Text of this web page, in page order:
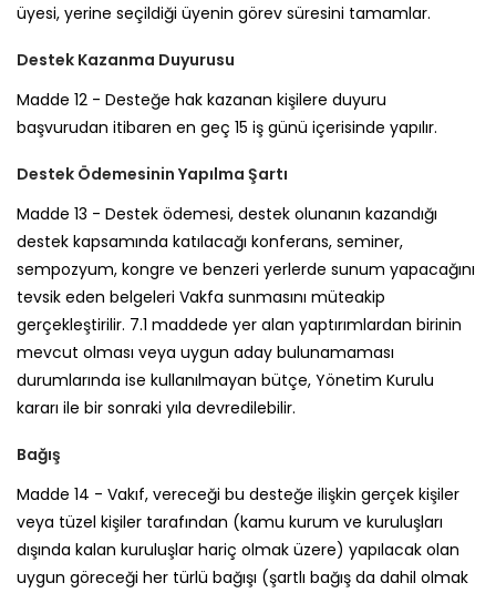
üyesi, yerine seçildiği üyenin görev süresini tamamlar.
Destek Kazanma Duyurusu
Madde 12 - Desteğe hak kazanan kişilere duyuru
başvurudan itibaren en geç 15 iş günü içerisinde yapılır.
Destek Ödemesinin Yapılma Şartı
Madde 13 - Destek ödemesi, destek olunanın kazandığı
destek kapsamında katılacağı konferans, seminer,
sempozyum, kongre ve benzeri yerlerde sunum yapacağını
tevsik eden belgeleri Vakfa sunmasını müteakip
gerçekleştirilir. 7.1 maddede yer alan yaptırımlardan birinin
mevcut olması veya uygun aday bulunamaması
durumlarında ise kullanılmayan bütçe, Yönetim Kurulu
kararı ile bir sonraki yıla devredilebilir.
Bağış
Madde 14 - Vakıf, vereceği bu desteğe ilişkin gerçek kişiler
veya tüzel kişiler tarafından (kamu kurum ve kuruluşları
dışında kalan kuruluşlar hariç olmak üzere) yapılacak olan
uygun göreceği her türlü bağışı (şartlı bağış da dahil olmak